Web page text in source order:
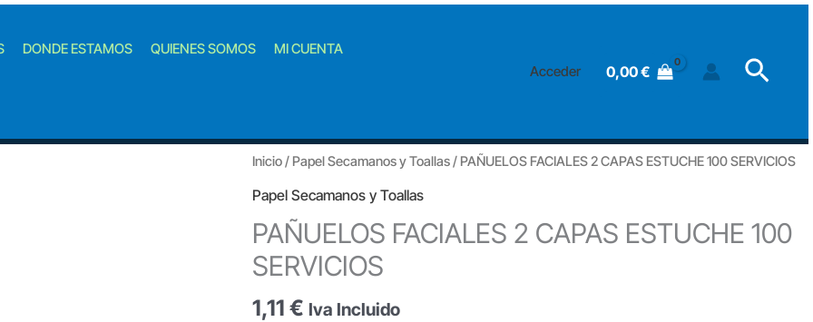
DONDE ESTAMOS QUIENES SOMOS MI CUENTA
Acceder 0,00€
Inicio/ Papel Secamanos y Toallas/ PAÑUELOS FACIALES 2 CAPAS ESTUCHE 100 SERVICIOS
Papel Secamanos y Toallas
PAÑUELOS FACIALES 2 CAPAS ESTUCHE 100
SERVICIOS
1,11 € Iva Incluido
ESTUCHE
cantidad